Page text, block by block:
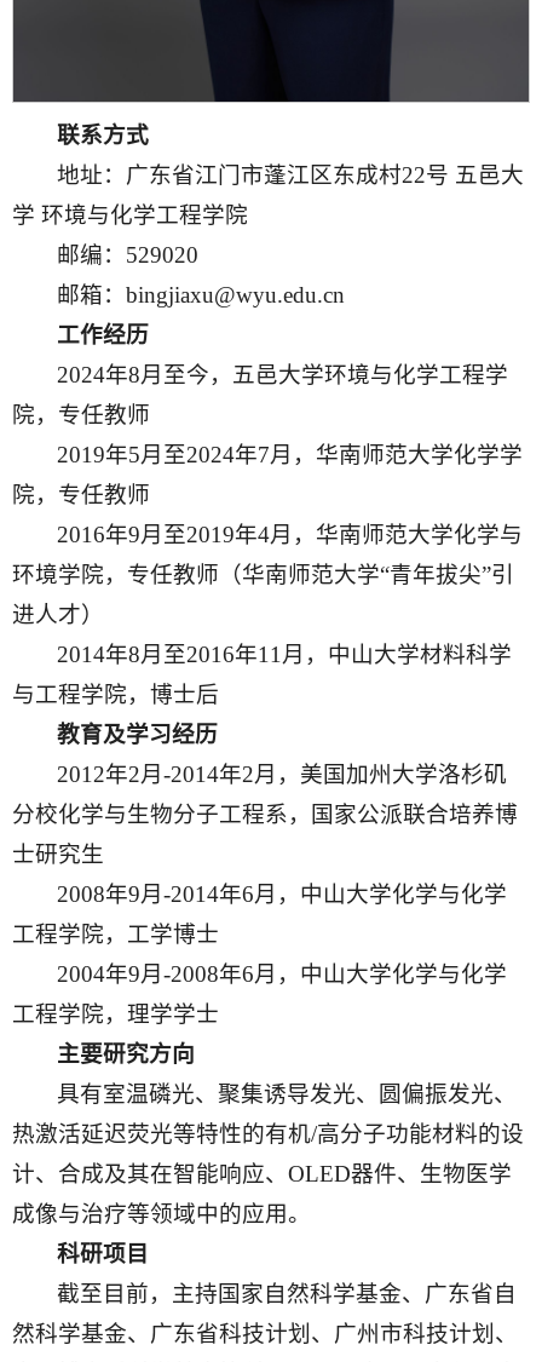
联系方式
地址：广东省江门市蓬江区东成村22号 五邑大
学 环境与化学工程学院
邮编：529020
邮箱：bingjiaxu@wyu.edu.cn
工作经历
2024年8月至今，五邑大学环境与化学工程学
院，专任教师
2019年5月至2024年7月，华南师范大学化学学
院，专任教师
2016年9月至2019年4月，华南师范大学化学与
环境学院，专任教师（华南师范大学“青年拔尖”引
进人才）
2014年8月至2016年11月，中山大学材料科学
与工程学院，博士后
教育及学习经历
2012年2月-2014年2月，美国加州大学洛杉矶
分校化学与生物分子工程系，国家公派联合培养博
士研究生
2008年9月-2014年6月，中山大学化学与化学
工程学院，工学博士
2004年9月-2008年6月，中山大学化学与化学
工程学院，理学学士
主要研究方向
具有室温磷光、聚集诱导发光、圆偏振发光、
热激活延迟荧光等特性的有机/高分子功能材料的设
计、合成及其在智能响应、OLED器件、生物医学
成像与治疗等领域中的应用。
科研项目
截至目前，主持国家自然科学基金、广东省自
然科学基金、广东省科技计划、广州市科技计划、